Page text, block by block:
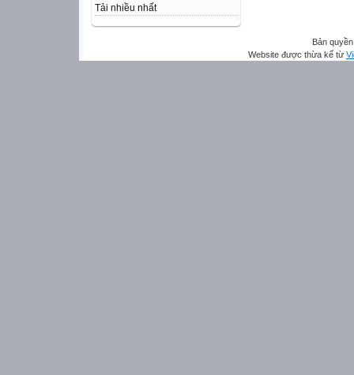
Tải nhiều nhất
Bản
Website được thừa kế từ